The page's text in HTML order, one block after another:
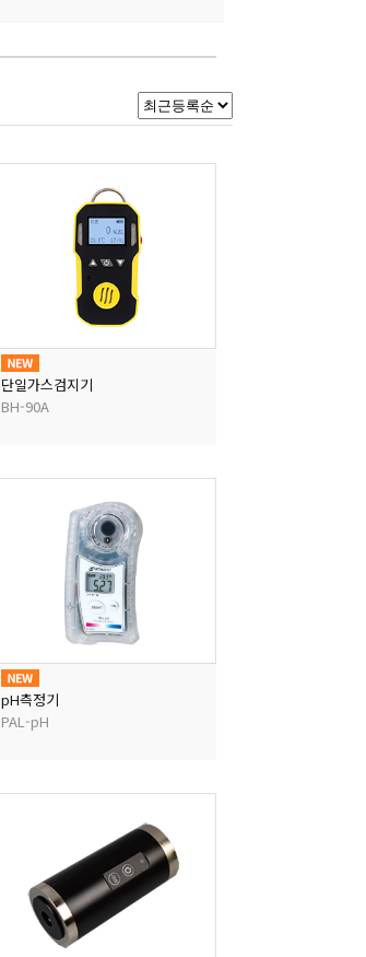
단일가스검지기
BH-90A
pH측정기
PAL-pH